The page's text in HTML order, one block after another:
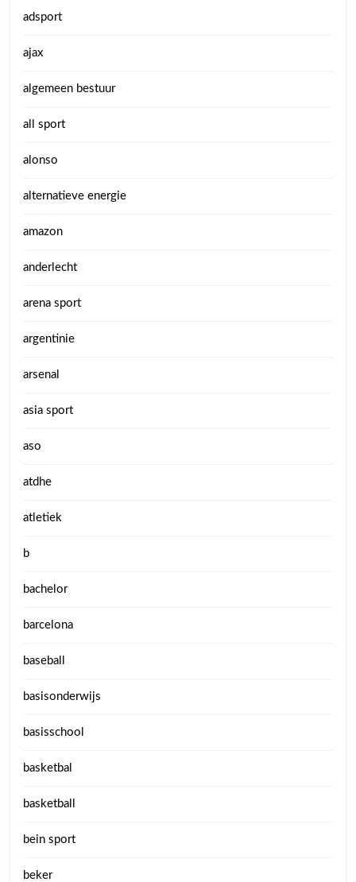
adsport
ajax
algemeen bestuur
all sport
alonso
alternatieve energie
amazon
anderlecht
arena sport
argentinie
arsenal
asia sport
aso
atdhe
atletiek
b
bachelor
barcelona
baseball
basisonderwijs
basisschool
basketbal
basketball
bein sport
beker